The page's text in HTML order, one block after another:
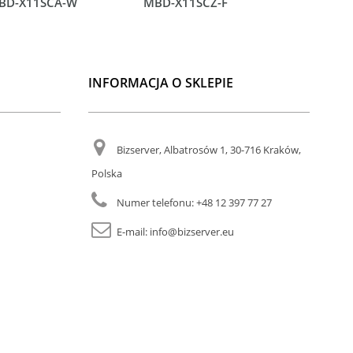
INFORMACJA O SKLEPIE
Bizserver, Albatrosów 1, 30-716 Kraków,
Polska
Numer telefonu:+48 12 397 77 27
E-mail: info@bizserver.eu